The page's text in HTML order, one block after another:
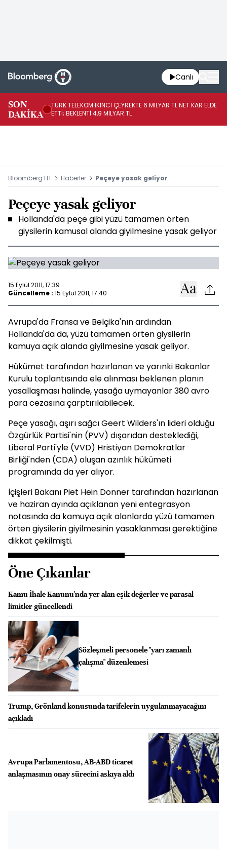
Canlı
SON
DAKİKA
TÜRK TELEKOM İKİNCİ ÇEYREKTE 6 MİLYAR TL NET KAR ELDE
ETTİ; BEKLENTİ 4,9 MİLYAR TL
Bloomberg HT Haberler Peçeye yasak geliyor
Peçeye yasak geliyor
Hollanda'da peçe gibi yüzü tamamen örten
giysilerin kamusal alanda giyilmesine yasak geliyor
15 Eylül 2011, 17:39
Güncelleme : 15 Eylül 2011, 17:40
Avrupa'da Fransa ve Belçika'nın ardından
Hollanda'da da, yüzü tamamen örten giysilerin
kamuya açık alanda giyilmesine yasak geliyor.
Hükümet tarafından hazırlanan ve yarınki Bakanlar
Kurulu toplantısında ele alınması beklenen planın
yasallaşması halinde, yasağa uymayanlar 380 avro
para cezasına çarptırılabilecek.
Peçe yasağı, aşırı sağcı Geert Wilders'ın lideri olduğu
Özgürlük Partisi'nin (PVV) dışarıdan desteklediği,
Liberal Parti'yle (VVD) Hristiyan Demokratlar
Birliği'nden (CDA) oluşan azınlık hükümeti
programında da yer alıyor.
İçişleri Bakanı Piet Hein Donner tarafından hazırlanan
ve haziran ayında açıklanan yeni entegrasyon
notasında da kamuya açık alanlarda yüzü tamamen
örten giysilerin giyilmesinin yasaklanması gerektiğine
dikkat çekilmişti.
Öne Çıkanlar
Kamu İhale Kanunu'nda yer alan eşik değerler ve parasal
limitler güncellendi
Sözleşmeli personele "yarı zamanlı
çalışma" düzenlemesi
Trump, Grönland konusunda tarifelerin uygulanmayacağını
açıkladı
Avrupa Parlamentosu, AB-ABD ticaret
anlaşmasının onay sürecini askıya aldı